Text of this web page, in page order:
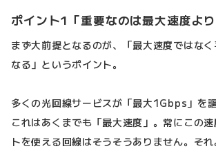
ポイント1「重要なのは最大速度より
まず大前提となるのが、「最大速度ではな
なる」というポイント。
多くの光回線サービスが「最大1Gbps」を謳
これはあくまでも「最大速度」。常にこの
トを使える回線はそうそうありません。そ